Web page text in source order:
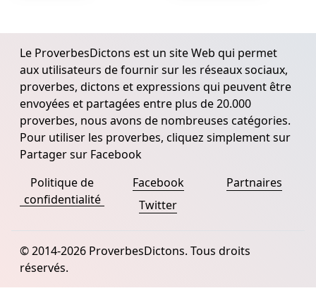
Le ProverbesDictons est un site Web qui permet
aux utilisateurs de fournir sur les réseaux sociaux,
proverbes, dictons et expressions qui peuvent être
envoyées et partagées entre plus de 20.000
proverbes, nous avons de nombreuses catégories.
Pour utiliser les proverbes, cliquez simplement sur
Partager sur Facebook
Politique de
confidentialité
Facebook
Twitter
Partnaires
© 2014-2026 ProverbesDictons. Tous droits
réservés.